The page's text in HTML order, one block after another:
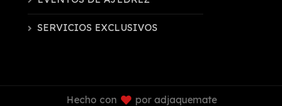
SERVICIOS EXCLUSIVOS
Hecho con por adjaquemate